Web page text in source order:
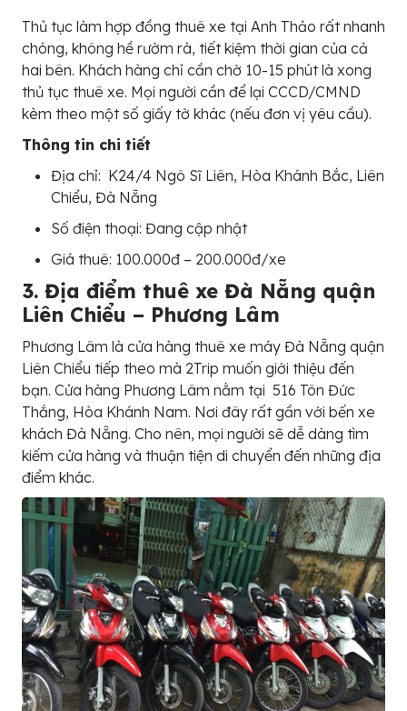
Thủ tục làm hợp đồng thuê xe tại Anh Thảo rất nhanh
chóng, không hề rườm rà, tiết kiệm thời gian của cả
hai bên. Khách hàng chỉ cần chờ 10-15 phút là xong
thủ tục thuê xe. Mọi người cần để lại CCCD/CMND
kèm theo một số giấy tờ khác (nếu đơn vị yêu cầu).
Thông tin chi tiết
Địa chỉ: K24/4 Ngô Sĩ Liên, Hòa Khánh Bắc, Liên
Chiểu, Đà Nẵng
Số điện thoại: Đang cập nhật
Giá thuê: 100.000đ – 200.000đ/xe
3. Địa điểm thuê xe Đà Nẵng quận
Liên Chiểu – Phương Lâm
Phương Lâm là cửa hàng thuê xe máy Đà Nẵng quận
Liên Chiểu tiếp theo mà 2Trip muốn giới thiệu đến
bạn. Cửa hàng Phương Lâm nằm tại 516 Tôn Đức
Thắng, Hòa Khánh Nam. Nơi đây rất gần với bến xe
khách Đà Nẵng. Cho nên, mọi người sẽ dễ dàng tìm
kiếm cửa hàng và thuận tiện di chuyển đến những địa
điểm khác.